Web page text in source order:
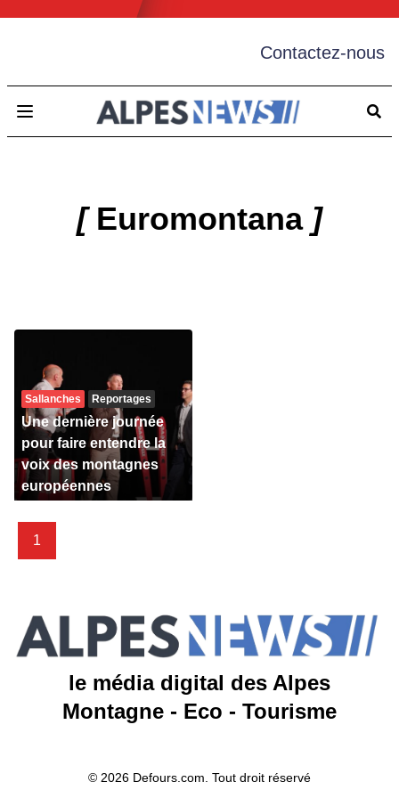
Contactez-nous
Open main menu
[Euromontana ]
Sallanches Reportages
Une dernière journée
pour faire entendre la
voix des montagnes
européennes
1
le média digital des Alpes
Montagne - Eco - Tourisme
© 2026 Defours.com. Tout droit réservé